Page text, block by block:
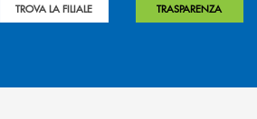
TROVA LA FILIALE TRASPARENZA